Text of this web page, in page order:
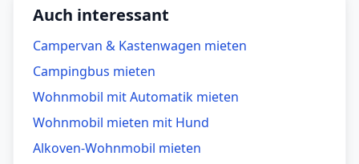
Auch interessant
Campervan & Kastenwagen mieten
Campingbus mieten
Wohnmobil mit Automatik mieten
Wohnmobil mieten mit Hund
Alkoven-Wohnmobil mieten